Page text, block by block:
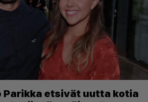
Parikka etsivät uutta kotia